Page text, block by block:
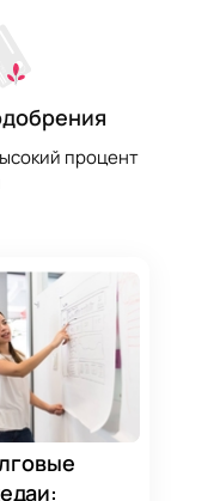
процент